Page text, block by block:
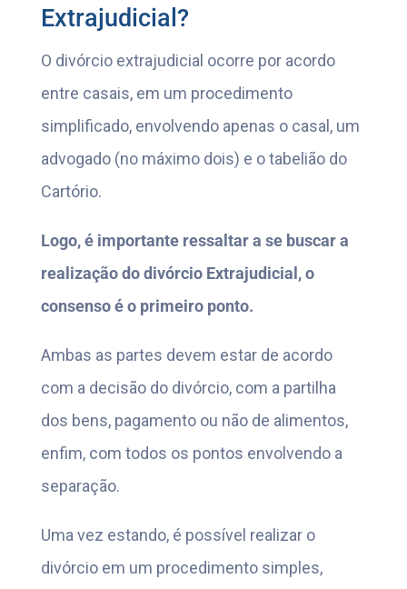
Extrajudicial?
O divórcio extrajudicial ocorre por acordo
entre casais, em um procedimento
simplificado, envolvendo apenas o casal, um
advogado (no máximo dois) e o tabelião do
Cartório.
Logo, é importante ressaltar a se buscar a
realização do divórcio Extrajudicial, o
consenso é o primeiro ponto.
Ambas as partes devem estar de acordo
com a decisão do divórcio, com a partilha
dos bens, pagamento ou não de alimentos,
enfim, com todos os pontos envolvendo a
separação.
Uma vez estando, é possível realizar o
divórcio em um procedimento simples,